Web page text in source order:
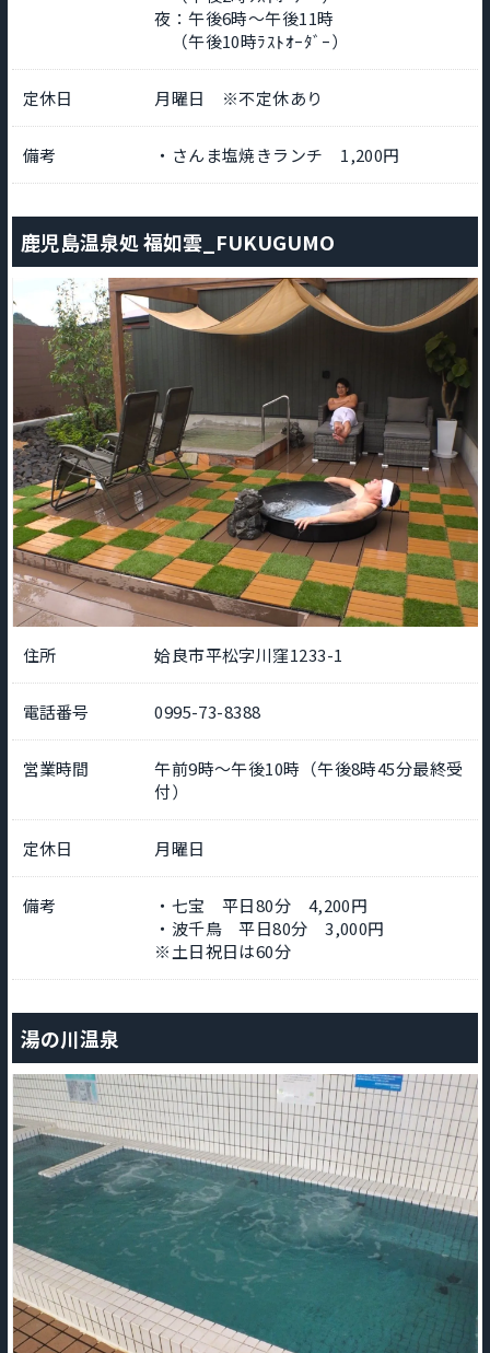
夜：午後6時～午後11時
（午後10時ﾗｽﾄｵｰﾀﾞｰ）
定休日 月曜日 ※不定休あり
備考 ・さんま塩焼きランチ 1,200円
鹿児島温泉処 福如雲_FUKUGUMO
住所 姶良市平松字川窪1233-1
電話番号 0995-73-8388
営業時間
午前9時～午後10時（午後8時45分最終受
付）
定休日 月曜日
備考
・七宝 平日80分 4,200円
・波千鳥 平日80分 3,000円
※土日祝日は60分
湯の川温泉